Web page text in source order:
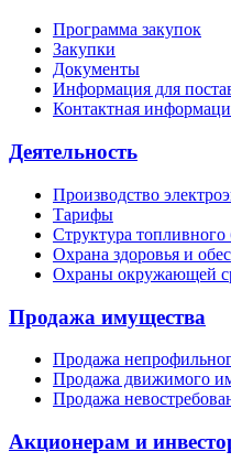
Программа закупок
Закупки
Документы
Информация для
Контактная
Деятельность
Производство
Тарифы
Структура топливного
Охрана здоровья и
Охраны окружающей
Продажа имущества
Продажа
Продажа движимого
Продажа
Акционерам и